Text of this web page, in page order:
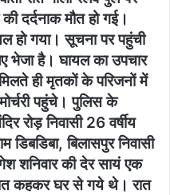
दर्दनाक मौत हो गई।
हो गया। सूचना पर पहुंची
भेजा है। घायल का उपचार
ही मृतकों के परिजनों में
पहुंचे। पुलिस के
रोड़ निवासी 26 वर्षीय
बिलासपुर निवासी
शनिवार की देर सायं एक
कहकर घर से गये थे। रात